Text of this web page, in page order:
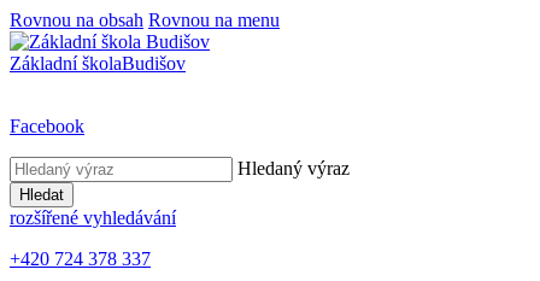
Rovnou na obsah Rovnou na menu
Základní školaBudišov
Facebook
Hledaný výraz
Hledat
rozšířené vyhledávání
+420 724 378 337